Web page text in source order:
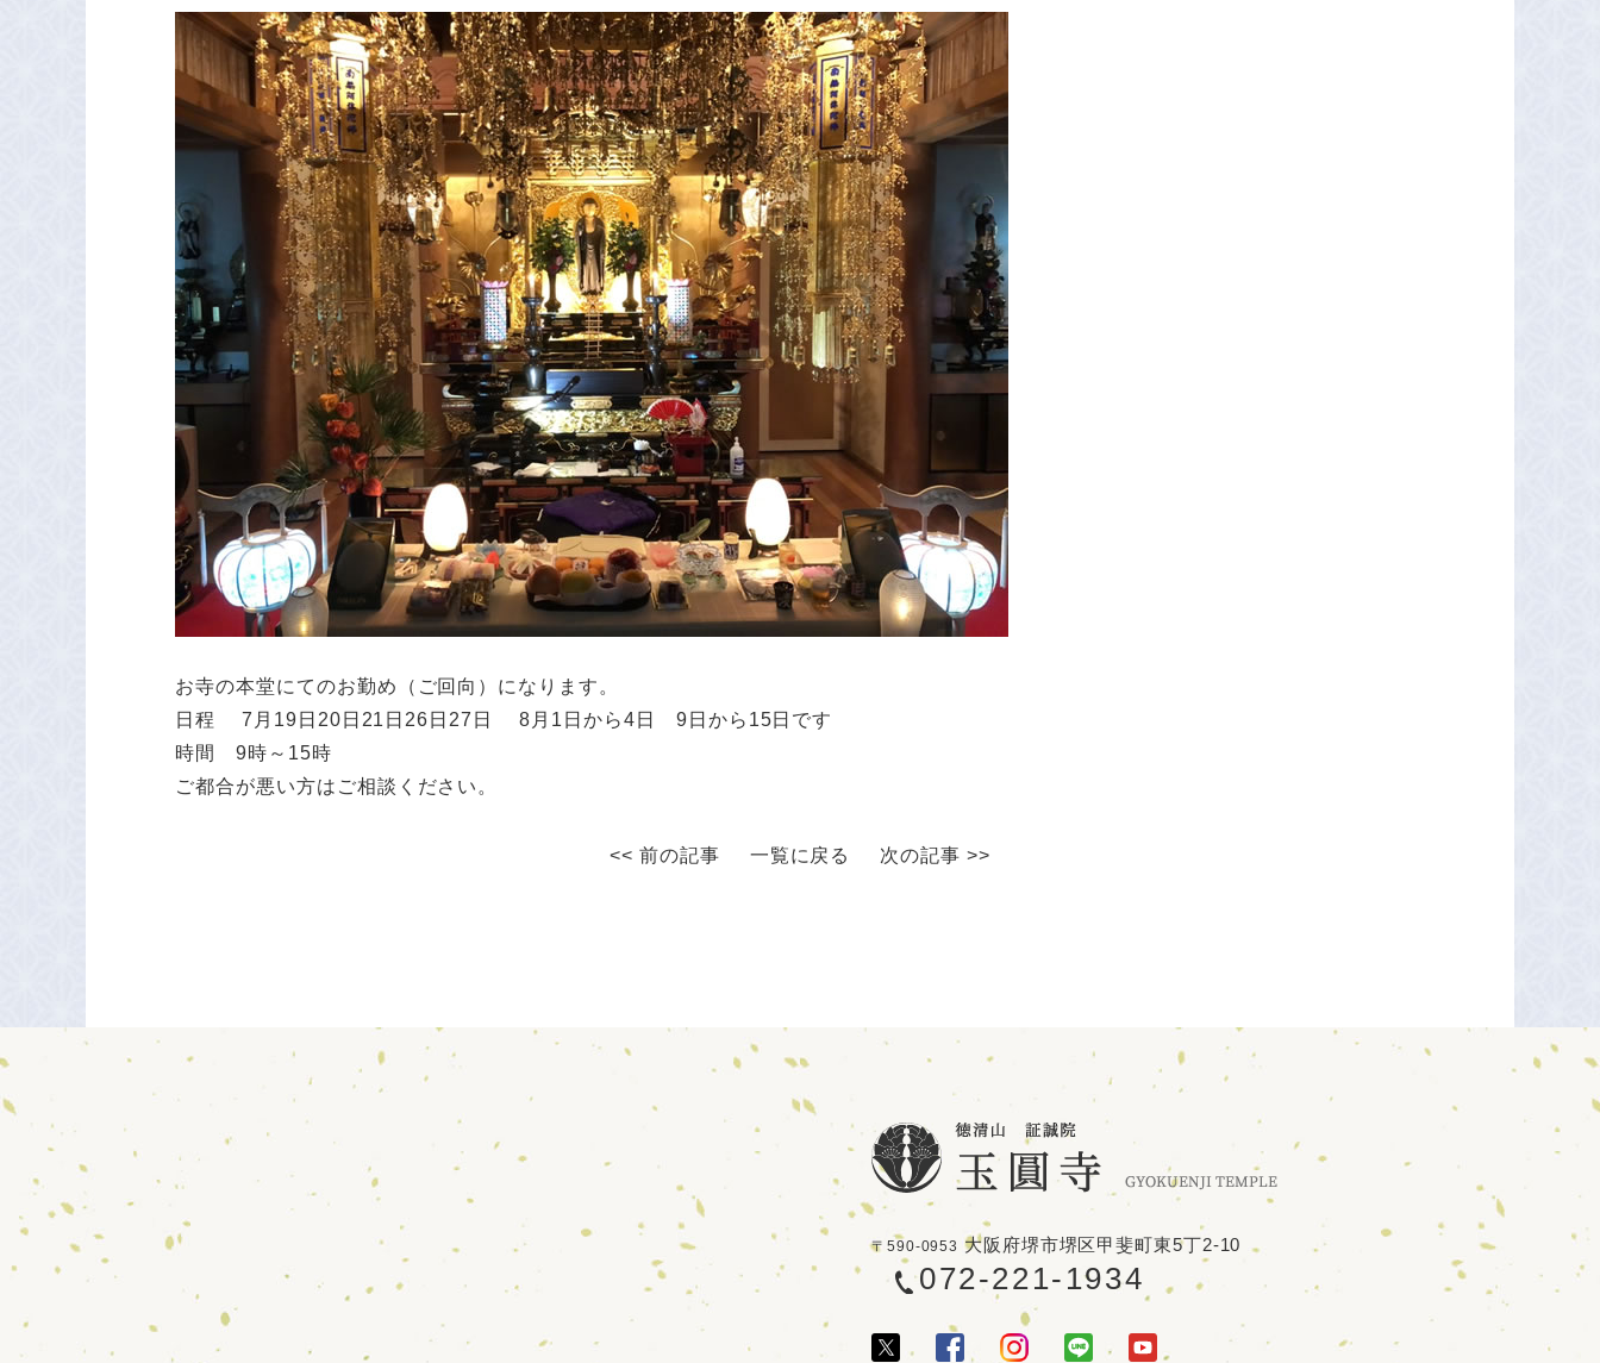
お寺の本堂にてのお勤め（ご回向）になります。
日程 7月19日20日21日26日27日 8月1日から4日 9日から15日です
時間 9時～15時
ご都合が悪い方はご相談ください。
<< 前の記事 一覧に戻る 次の記事 >>
〒590-0953 大阪府堺市堺区甲斐町東5丁2-10
072-221-1934